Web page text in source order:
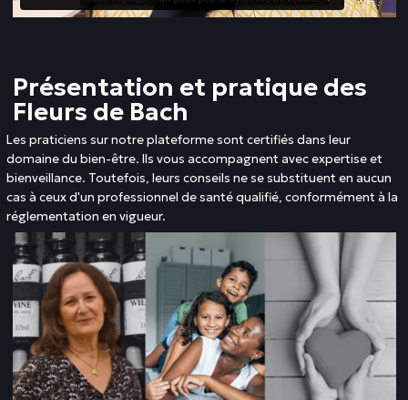
Présentation et pratique des
Fleurs de Bach
Les praticiens sur notre plateforme sont certifiés dans leur
domaine du bien-être. Ils vous accompagnent avec expertise et
bienveillance. Toutefois, leurs conseils ne se substituent en aucun
cas à ceux d'un professionnel de santé qualifié, conformément à la
réglementation en vigueur.